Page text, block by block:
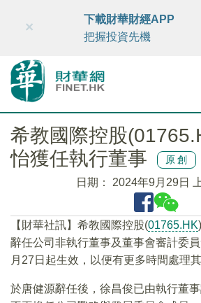
財華智庫網 FINTV FINMETA
×
下載財華財經APP
把握投資先機
希教國際控股
怡獲任執行董事
原創
日期： 2024年9月29日
【財華社訊】希教國際控股(01765.HK
辭任公司非執行董事及董事會審計委
月27日起生效，以便有更多時間處理其
於唐健源辭任後，徐昌俊已由執行董事